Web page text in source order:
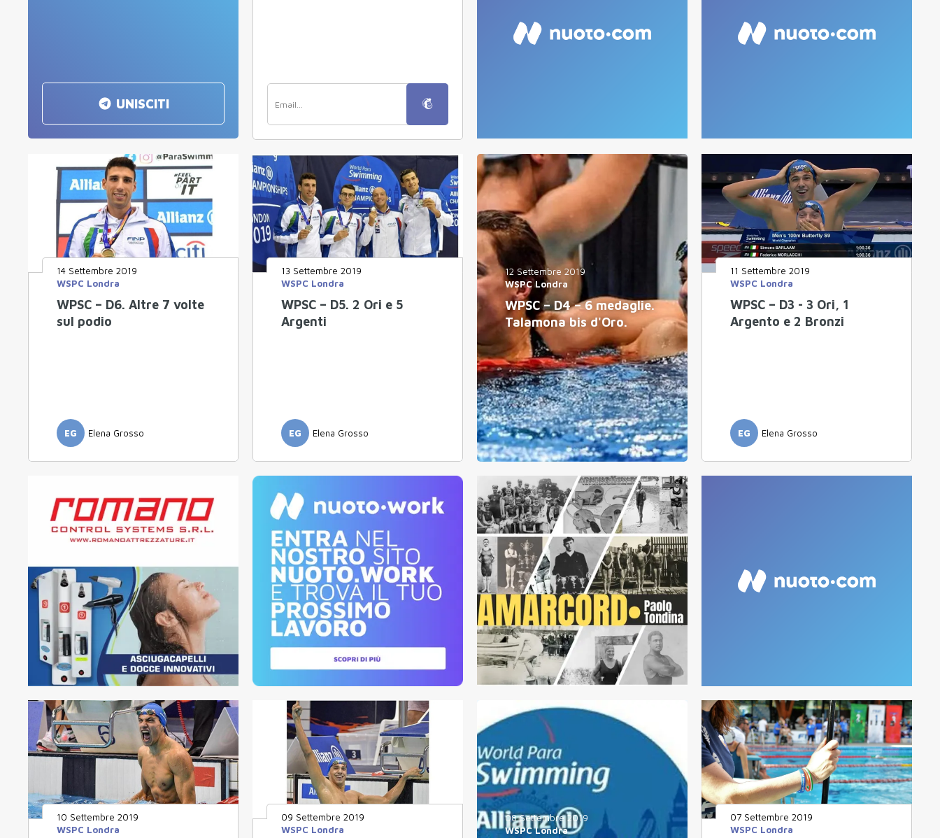
UNISCITI
14 Settembre 2019
WSPC Londra
WPSC – D6. Altre 7 volte
sul podio
EG Elena Grosso
13 Settembre 2019
WSPC Londra
WPSC – D5. 2 Ori e 5
Argenti
EG Elena Grosso
12 Settembre 2019
WSPC Londra
WPSC – D4 – 6 medaglie.
Talamona bis d'Oro.
11 Settembre 2019
WSPC Londra
WPSC – D3 - 3 Ori, 1
Argento e 2 Bronzi
EG Elena Grosso
10 Settembre 2019
WSPC Londra
09 Settembre 2019
WSPC Londra
08 Settembre 2019
WSPC Londra
07 Settembre 2019
WSPC Londra